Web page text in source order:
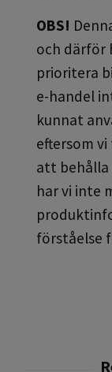
OBS!
och därför
prioritera
e-handel
kunnat
eftersom
att
har vi inte
förståelse